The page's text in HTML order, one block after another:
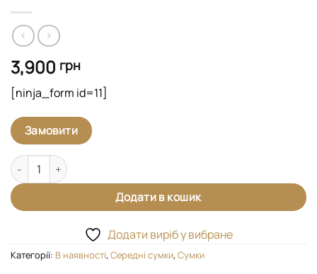
3,900 грн
[ninja_form id=11]
Замовити
Сумочка "Диво-золотинка" кількість
Додати в кошик
Додати виріб у вибране
Категорії: В наявності, Середні сумки, Сумки